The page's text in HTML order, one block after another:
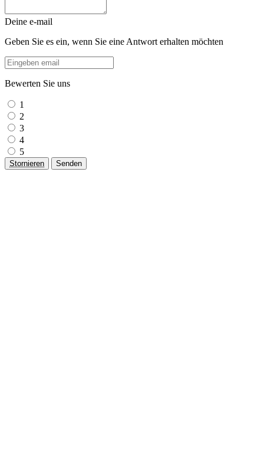
Deine e-mail
Geben Sie es ein, wenn Sie eine Antwort erhalten möchten
Bewerten Sie uns
1
2
3
4
5
Stornieren Senden